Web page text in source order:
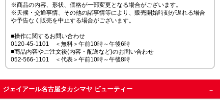
※商品の内容、形状、価格が一部変更となる場合がございます。
※天候・交通事情、その他の諸事情等により、販売開始時刻が遅れる場合
や予告なく販売を中止する場合がございます。
■操作に関するお問い合わせ
0120-45-1101 ＜無料＞午前10時～午後6時
■商品内容やご注文後(内容・配送など)のお問い合わせ
052-566-1101 ＜代表＞午前10時～午後8時
ジェイアール名古屋タカシマヤ ビューティー